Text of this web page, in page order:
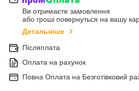
Ви отримаєте замовлення
або гроші повернуться на вашу
Детальніше
Післяплата
Оплата на рахунок
Повна Оплата на Безготівковий